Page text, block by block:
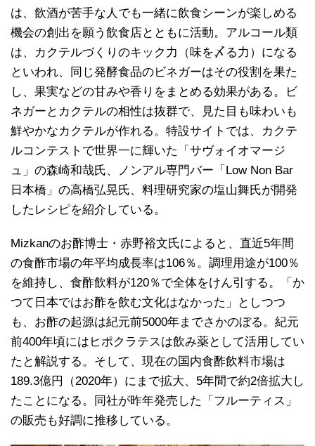
は、飲酒が苦手な人でも一緒に飲食シーンが楽しめる
機会の創出を願う飲食店とともに活動。アルコール類
は、カクテルづくりのキック力（味を〆る力）になる
といわれ、同じ発酵食品のビネガーはその役割を果た
し、果実などの甘みや香りをまとめる効果がある。ビ
ネガーとカクテルの相性は抜群で、見た目も味わいも
鮮やかなカクテルが作れる。特設サイトでは、カクテ
ルコンテストで世界一に輝いた「サヴォイオマージ
ュ」の森崎和哉氏、ノンアル専門バー「Low Non Bar
日本橋」の高橋弘晃氏、料理研究家の塩山舞氏が開発
したレシピを紹介している。
Mizkanのお酢博士・赤野裕文氏によると、直近5年間
の食酢市場の年平均成長率は106％。調理用途が100％
を維持し、食酢飲料が120％で全体をけん引する。「か
つて日本ではお酢を飲む文化はなかった」としつつ
も、お酢の起源は紀元前5000年までさかのぼる。紀元
前400年頃にはヒポクラテスは飲み薬として活用してい
たと解説する。そして、現在の国内食酢飲料市場は
189.3億円（2020年）にまで拡大、5年間で約2倍拡大し
たことになる。同社が昨年発売した「フルーティス」
の販売も好調に推移している。